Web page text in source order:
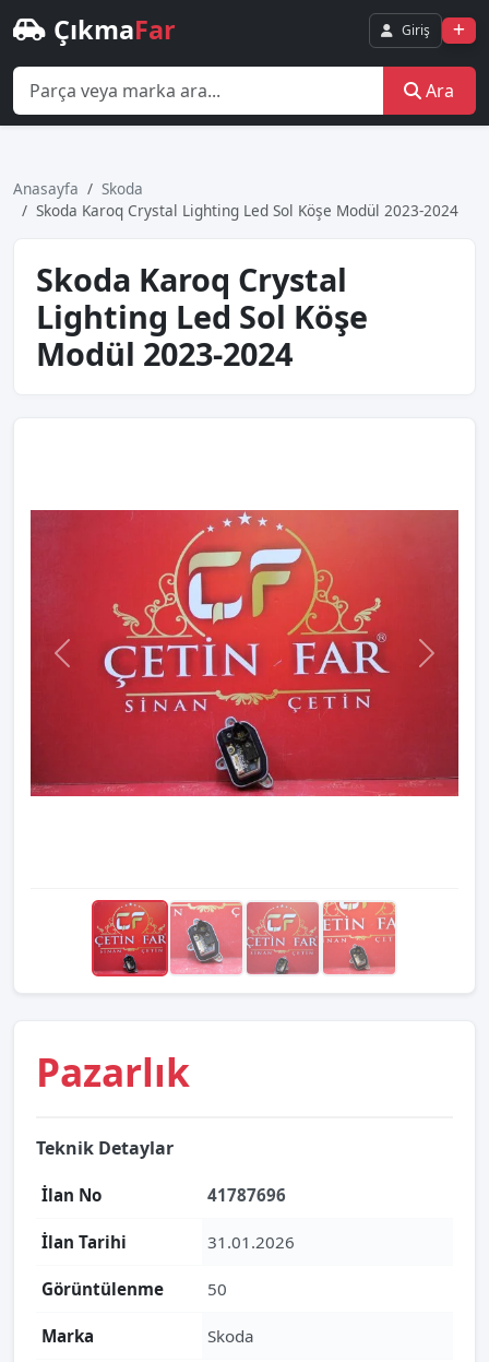
ÇıkmaFar Giriş
Ara
Anasayfa
Skoda
Skoda Karoq Crystal Lighting Led Sol Köşe Modül 2023-2024
Skoda Karoq Crystal
Lighting Led Sol Köşe
Modül 2023-2024
Pazarlık
Teknik Detaylar
İlan No 41787696
İlan Tarihi 31.01.2026
Görüntülenme 50
Marka Skoda